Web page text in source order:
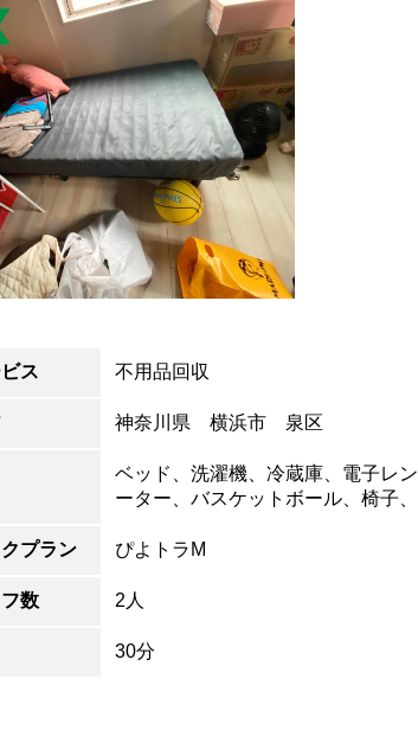
ス 不用品回収
神奈川県 横浜市 泉区
ベッド、洗濯機、冷蔵庫、電子レ
ーター、バスケットボール、椅子
プラン ぴよトラM
数 2人
30分